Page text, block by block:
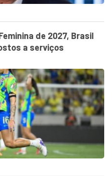
de 2027, Brasil
a serviços